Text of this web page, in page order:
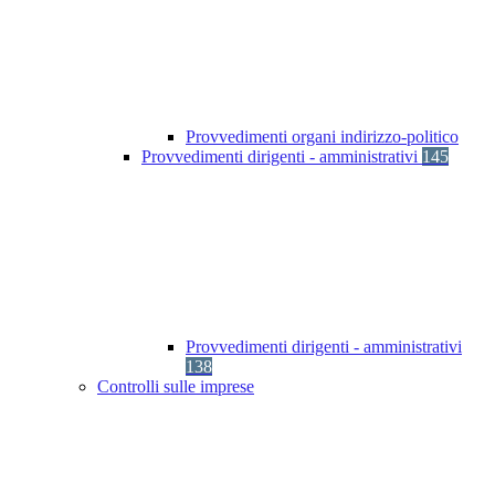
Provvedimenti organi indirizzo-politico
Provvedimenti dirigenti - amministrativi 145
Provvedimenti dirigenti - amministrativi
138
Controlli sulle imprese